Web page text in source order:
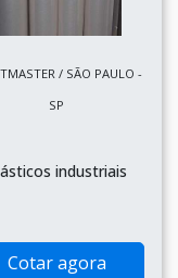
/ SÃO PAULO -
SP
industriais
Cotar agora